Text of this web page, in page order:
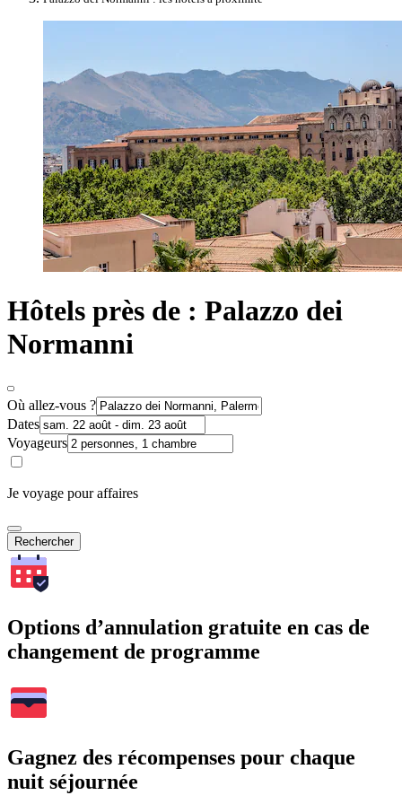
Hôtels près de : Palazzo dei
Normanni
Où allez-vous ?
Dates
Voyageurs
Je voyage pour affaires
Rechercher
Options d’annulation gratuite en cas de
changement de programme
Gagnez des récompenses pour chaque
nuit séjournée